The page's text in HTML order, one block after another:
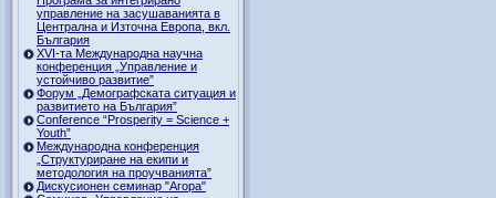
управление на засушаванията в
Централна и Източна Европа, вкл.
България
ХVI-та Международна научна
конференция „Управление и
устойчиво развитие”
Форум „Демографската ситуация и
развитието на България”
Conference “Prosperity = Science +
Youth”
Международна конференция
„Структуриране на екипи и
методология на проучванията”
Дискусионен семинар "Агора"